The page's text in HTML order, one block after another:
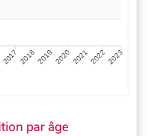
2017 20182019 2020202120222023
par âge